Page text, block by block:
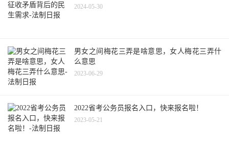
2024-05-30
男女之间梅花三弄是啥意思，女人梅花三弄什
么意思
2023-06-29
2022省考公务员报名入口，快来报名啦！
2023-05-21